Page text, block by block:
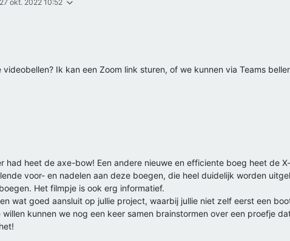
27 okt. 2022 10:52
Ik kan een Zoom link sturen, of we kunnen via Teams
had heet de axe-bow! Een andere nieuwe en efficiente boeg heet de
voor- en nadelen aan deze boegen, die heel duidelijk worden
Het filmpje is ook erg informatief.
wat goed aansluit op jullie project, waarbij jullie niet zelf eerst een
willen kunnen we nog een keer samen brainstormen over een proefje